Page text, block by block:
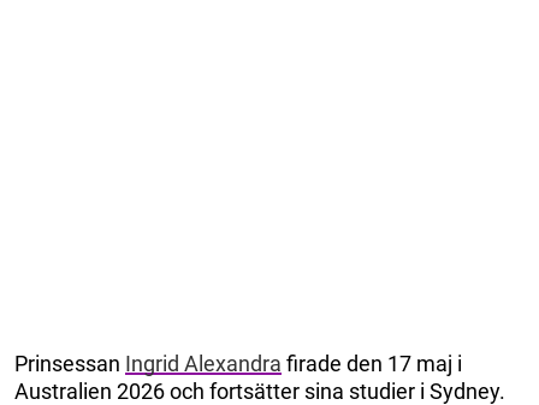
Prinsessan Ingrid Alexandra firade den 17 maj i
Australien 2026 och fortsätter sina studier i Sydney.